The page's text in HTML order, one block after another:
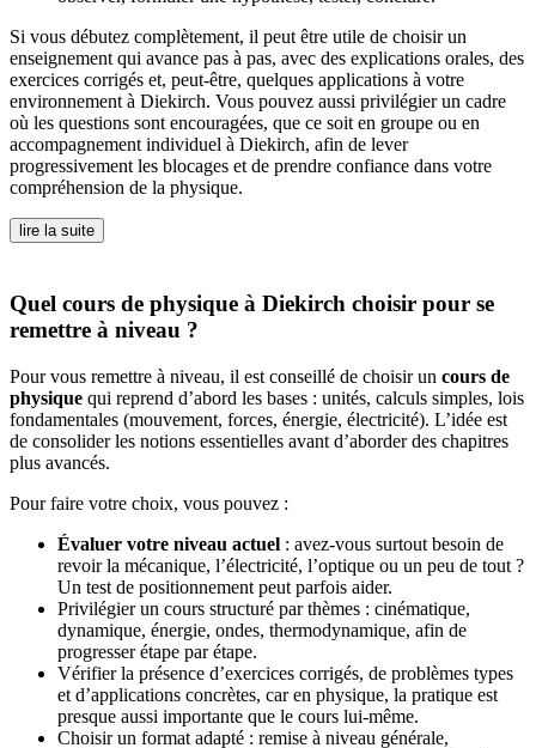
Si vous débutez complètement, il peut être utile de choisir un
enseignement qui avance pas à pas, avec des explications orales, des
exercices corrigés et, peut-être, quelques applications à votre
environnement à Diekirch. Vous pouvez aussi privilégier un cadre
où les questions sont encouragées, que ce soit en groupe ou en
accompagnement individuel à Diekirch, afin de lever
progressivement les blocages et de prendre confiance dans votre
compréhension de la physique.
lire la suite
Quel cours de physique à Diekirch choisir pour se
remettre à niveau ?
Pour vous remettre à niveau, il est conseillé de choisir un cours de
physique qui reprend d’abord les bases : unités, calculs simples, lois
fondamentales (mouvement, forces, énergie, électricité). L’idée est
de consolider les notions essentielles avant d’aborder des chapitres
plus avancés.
Pour faire votre choix, vous pouvez :
Évaluer votre niveau actuel : avez-vous surtout besoin de
revoir la mécanique, l’électricité, l’optique ou un peu de tout ?
Un test de positionnement peut parfois aider.
Privilégier un cours structuré par thèmes : cinématique,
dynamique, énergie, ondes, thermodynamique, afin de
progresser étape par étape.
Vérifier la présence d’exercices corrigés, de problèmes types
et d’applications concrètes, car en physique, la pratique est
presque aussi importante que le cours lui-même.
Choisir un format adapté : remise à niveau générale,